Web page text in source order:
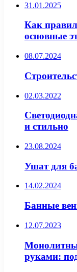
31.01.2025
Как
основные
08.07.2024
02.03.2022
и стильно
23.08.2024
Ушат для
14.02.2024
Банные
12.07.2023
руками: